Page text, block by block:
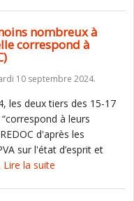
nombreux à
correspond à
10 septembre 2024.
les deux tiers des 15-17
à leurs
d'après les
sur l'état d’esprit et
Lire la suite